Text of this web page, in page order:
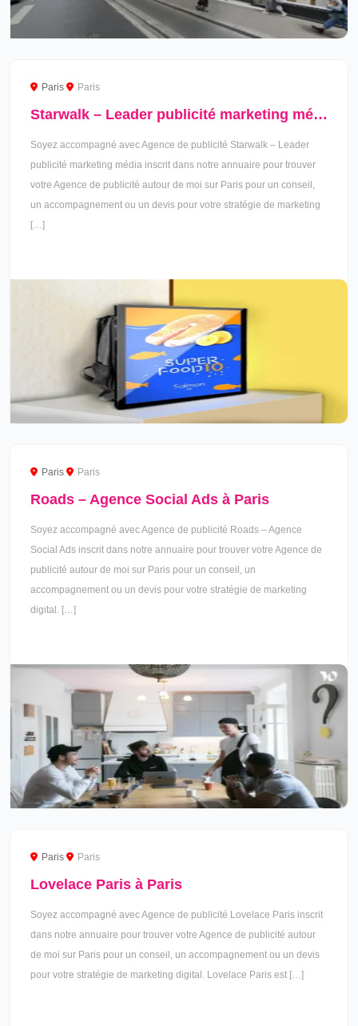
Paris Paris
Starwalk – Leader publicité marketing média à Paris
Soyez accompagné avec Agence de publicité Starwalk – Leader
publicité marketing média inscrit dans notre annuaire pour trouver
votre Agence de publicité autour de moi sur Paris pour un conseil,
un accompagnement ou un devis pour votre stratégie de marketing
[…]
Paris Paris
Roads – Agence Social Ads à Paris
Soyez accompagné avec Agence de publicité Roads – Agence
Social Ads inscrit dans notre annuaire pour trouver votre Agence de
publicité autour de moi sur Paris pour un conseil, un
accompagnement ou un devis pour votre stratégie de marketing
digital. […]
Paris Paris
Lovelace Paris à Paris
Soyez accompagné avec Agence de publicité Lovelace Paris inscrit
dans notre annuaire pour trouver votre Agence de publicité autour
de moi sur Paris pour un conseil, un accompagnement ou un devis
pour votre stratégie de marketing digital. Lovelace Paris est […]